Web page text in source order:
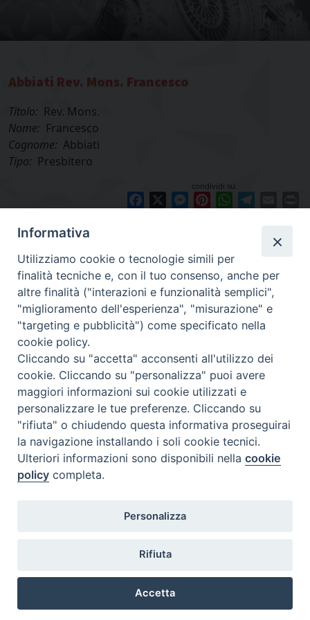
Abbiati Rev. Mons. Francesco
Titolo: Rev. Mons.
Nome: Francesco
Cognome: Abbiati
Tipo: Presbitero
condividi su
Facebook Messenger
PinterestWhatsApp
Diocesi
di Como
Diocesi di Como | piazza Grimoldi, 5
Riproduzione solo con permesso.
Iscriviti alla Newsletter
Informativa
Utilizziamo cookie o tecnologie simili per
finalità tecniche e, con il tuo consenso, anche per
altre finalità ("interazioni e funzionalità semplici",
"miglioramento dell'esperienza", "misurazione" e
"targeting e pubblicità") come specificato nella
cookie policy.
Cliccando su "accetta" acconsenti all'utilizzo dei
cookie. Cliccando su "personalizza" puoi avere
maggiori informazioni sui cookie utilizzati e
personalizzare le tue preferenze. Cliccando su
"rifiuta" o chiudendo questa informativa proseguirai
la navigazione installando i soli cookie tecnici.
Ulteriori informazioni sono disponibili nellacookie
policy completa.
Personalizza
Rifiuta
Accetta